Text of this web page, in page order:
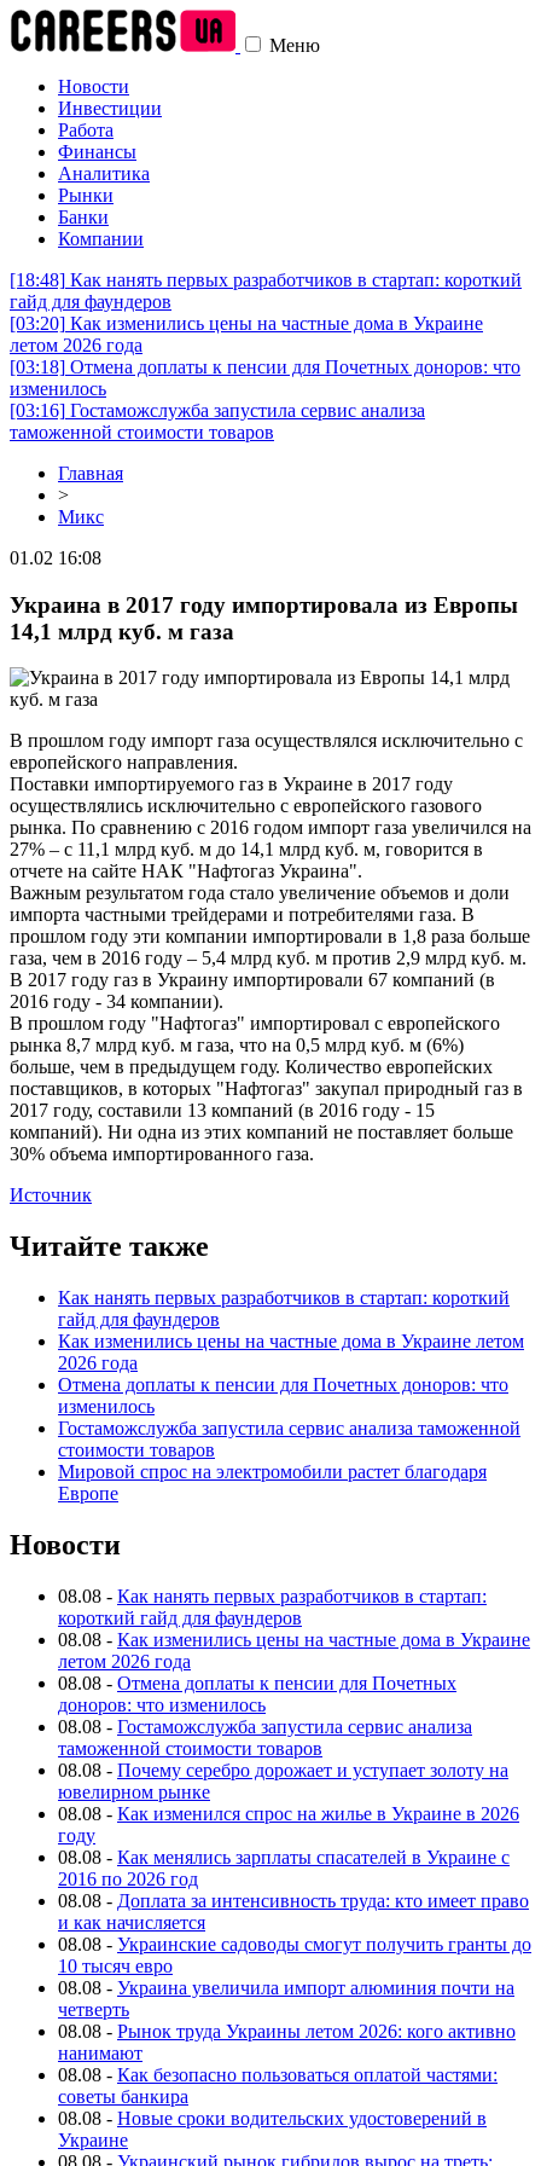
Меню
Новости
Инвестиции
Работа
Финансы
Аналитика
Рынки
Банки
Компании
[18:48] Как нанять первых разработчиков в стартап: короткий
гайд для фаундеров
[03:20] Как изменились цены на частные дома в Украине
летом 2026 года
[03:18] Отмена доплаты к пенсии для Почетных доноров: что
изменилось
[03:16] Гостаможслужба запустила сервис анализа
таможенной стоимости товаров
Главная
>
Микс
01.02 16:08
Украина в 2017 году импортировала из Европы
14,1 млрд куб. м газа
В прошлом году импорт газа осуществлялся исключительно с
европейского направления.
Поставки импортируемого газ в Украине в 2017 году
осуществлялись исключительно с европейского газового
рынка. По сравнению с 2016 годом импорт газа увеличился на
27% – с 11,1 млрд куб. м до 14,1 млрд куб. м, говорится в
отчете на сайте НАК "Нафтогаз Украина".
Важным результатом года стало увеличение объемов и доли
импорта частными трейдерами и потребителями газа. В
прошлом году эти компании импортировали в 1,8 раза больше
газа, чем в 2016 году – 5,4 млрд куб. м против 2,9 млрд куб. м.
В 2017 году газ в Украину импортировали 67 компаний (в
2016 году - 34 компании).
В прошлом году "Нафтогаз" импортировал с европейского
рынка 8,7 млрд куб. м газа, что на 0,5 млрд куб. м (6%)
больше, чем в предыдущем году. Количество европейских
поставщиков, в которых "Нафтогаз" закупал природный газ в
2017 году, составили 13 компаний (в 2016 году - 15
компаний). Ни одна из этих компаний не поставляет больше
30% объема импортированного газа.
Источник
Читайте также
Как нанять первых разработчиков в стартап: короткий
гайд для фаундеров
Как изменились цены на частные дома в Украине летом
2026 года
Отмена доплаты к пенсии для Почетных доноров: что
изменилось
Гостаможслужба запустила сервис анализа таможенной
стоимости товаров
Мировой спрос на электромобили растет благодаря
Европе
Новости
08.08 - Как нанять первых разработчиков в стартап:
короткий гайд для фаундеров
08.08 - Как изменились цены на частные дома в Украине
летом 2026 года
08.08 - Отмена доплаты к пенсии для Почетных
доноров: что изменилось
08.08 - Гостаможслужба запустила сервис анализа
таможенной стоимости товаров
08.08 - Почему серебро дорожает и уступает золоту на
ювелирном рынке
08.08 - Как изменился спрос на жилье в Украине в 2026
году
08.08 - Как менялись зарплаты спасателей в Украине с
2016 по 2026 год
08.08 - Доплата за интенсивность труда: кто имеет право
и как начисляется
08.08 - Украинские садоводы смогут получить гранты до
10 тысяч евро
08.08 - Украина увеличила импорт алюминия почти на
четверть
08.08 - Рынок труда Украины летом 2026: кого активно
нанимают
08.08 - Как безопасно пользоваться оплатой частями:
советы банкира
08.08 - Новые сроки водительских удостоверений в
Украине
08.08 - Украинский рынок гибридов вырос на треть: